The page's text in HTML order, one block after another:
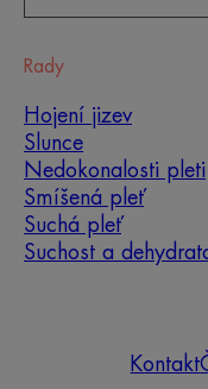
Rady
Hojení jizev
Slunce
Nedokonalosti pleti
Smíšená pleť
Suchá pleť
Suchost a
Kontakt